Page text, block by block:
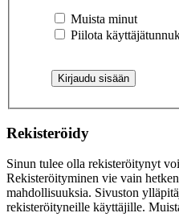
Muista minut
Piilota
Rekisteröidy
Sinun tulee olla rekisteröitynyt
Rekisteröityminen vie vain
mahdollisuuksia. Sivuston
rekisteröityneille käyttäjille.